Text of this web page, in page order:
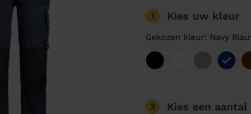
1 Kies uw kleur
Gekozen kleur: Navy
2 Kies een aantal